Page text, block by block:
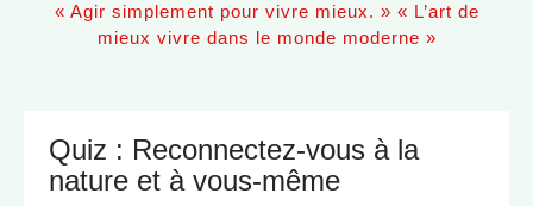
« Agir simplement pour vivre mieux. » « L’art de
mieux vivre dans le monde moderne »
Quiz : Reconnectez-vous à la
nature et à vous-même